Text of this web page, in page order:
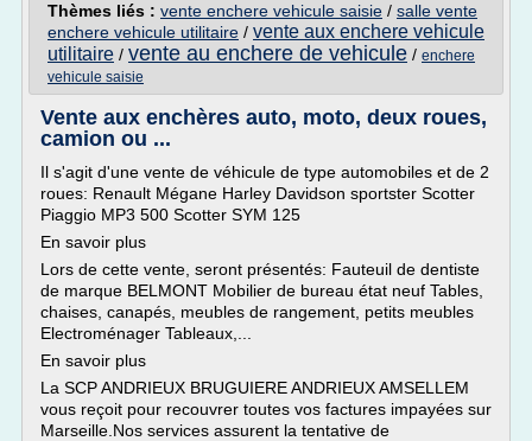
Thèmes liés : vente enchere vehicule saisie / salle vente
enchere vehicule utilitaire / vente aux enchere vehicule
utilitaire / vente au enchere de vehicule / enchere
vehicule saisie
Vente aux enchères auto, moto, deux roues,
camion ou ...
Il s'agit d'une vente de véhicule de type automobiles et de 2
roues: Renault Mégane Harley Davidson sportster Scotter
Piaggio MP3 500 Scotter SYM 125
En savoir plus
Lors de cette vente, seront présentés: Fauteuil de dentiste
de marque BELMONT Mobilier de bureau état neuf Tables,
chaises, canapés, meubles de rangement, petits meubles
Electroménager Tableaux,...
En savoir plus
La SCP ANDRIEUX BRUGUIERE ANDRIEUX AMSELLEM
vous reçoit pour recouvrer toutes vos factures impayées sur
Marseille.Nos services assurent la tentative de